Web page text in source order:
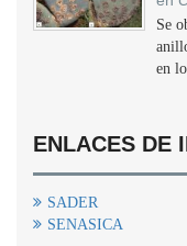
Se
en
ENLACES DE
SADER
SENASICA